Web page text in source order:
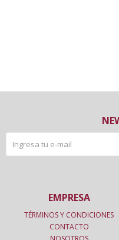
EMPRESA
TÉRMINOS Y CONDICIONES
CONTACTO